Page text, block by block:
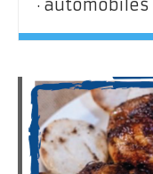
automobiles